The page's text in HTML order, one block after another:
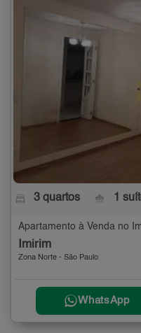
3 quartos 1
Apartamento à Venda no
Imirim
Zona Norte - São Paulo
WhatsApp